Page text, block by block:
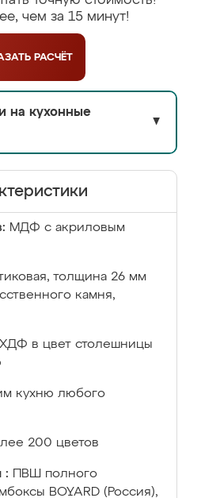
чем за 15 минут!
РАСЧЁТ
на кухонные
▼
МДФ с акриловым
толщина 26 мм
камня,
ХДФ в цвет столешницы
кухню любого
200 цветов
:
ПВШ полного
BOYARD (Россия),